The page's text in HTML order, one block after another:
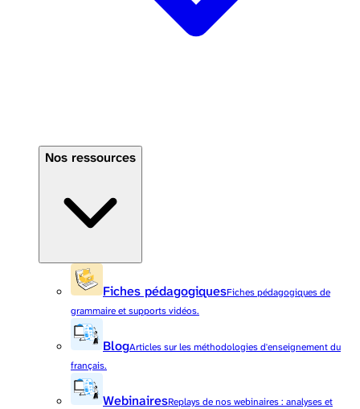
Nos ressources
Fiches pédagogiquesFiches pédagogiques de
grammaire et supports vidéos.
BlogArticles sur les méthodologies d'enseignement du
français.
WebinairesReplays de nos webinaires : analyses et